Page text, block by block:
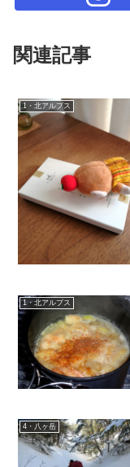
関連記事
1・北アルプス
1・北アルプス
4・八ヶ岳